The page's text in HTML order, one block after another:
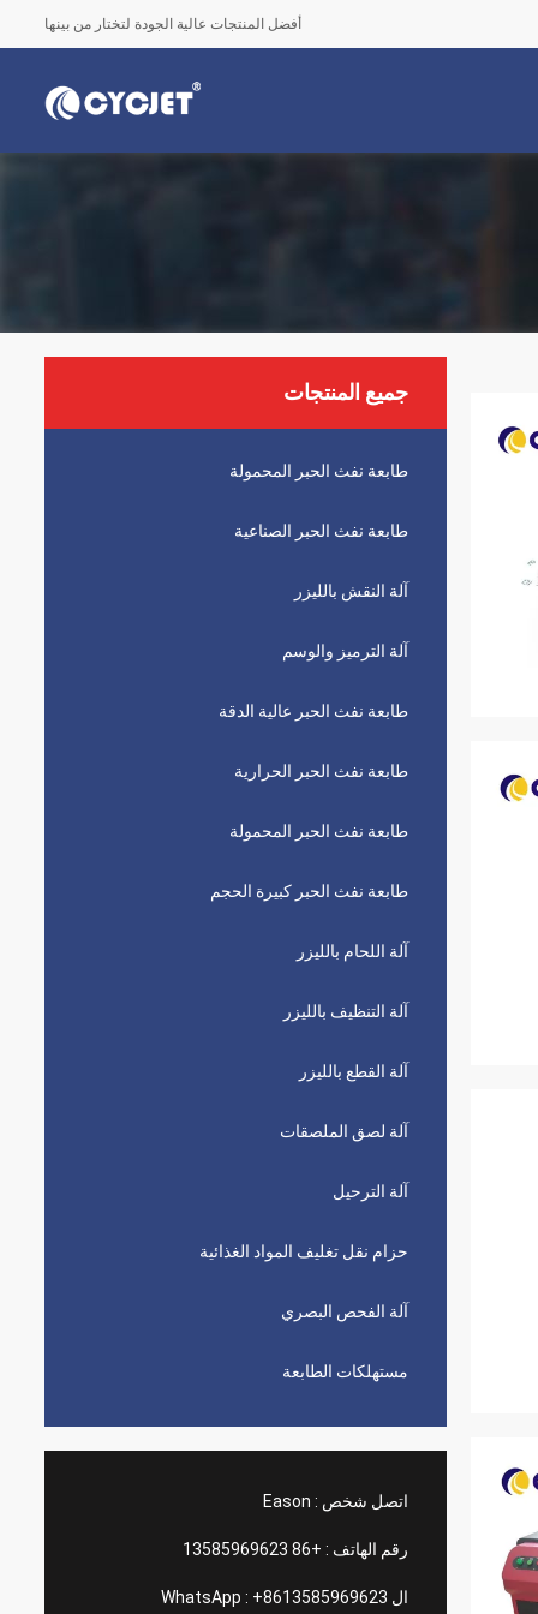
أفضل المنتجات عالية الجودة لتختار من بينها
جميع المنتجات
طابعة نفث الحبر المحمولة
طابعة نفث الحبر الصناعية
آلة النقش بالليزر
آلة الترميز والوسم
طابعة نفث الحبر عالية الدقة
طابعة نفث الحبر الحرارية
طابعة نفث الحبر المحمولة
طابعة نفث الحبر كبيرة الحجم
آلة اللحام بالليزر
آلة التنظيف بالليزر
آلة القطع بالليزر
آلة لصق الملصقات
آلة الترحيل
حزام نقل تغليف المواد الغذائية
آلة الفحص البصري
مستهلكات الطابعة
اتصل شخص : Eason
رقم الهاتف : +86 13585969623
ال WhatsApp : +8613585969623